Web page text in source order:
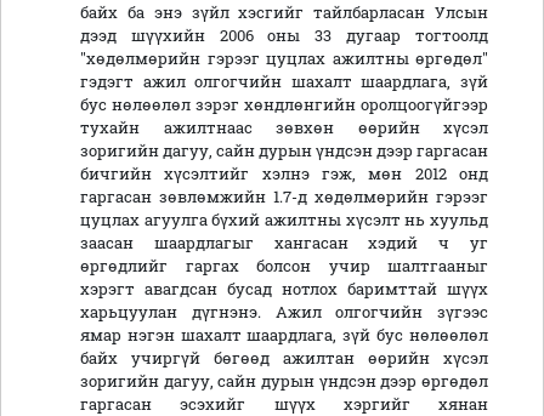
байх ба энэ зүйл хэсгийг тайлбарласан Улсын
дээд шүүхийн 2006 оны 33 дугаар тогтоолд
"хөдөлмөрийн гэрээг цуцлах ажилтны өргөдөл"
гэдэгт ажил олгогчийн шахалт шаардлага, зүй
бус нөлөөлөл зэрэг хөндлөнгийн оролцоогүйгээр
тухайн ажилтнаас зөвхөн өөрийн хүсэл
зоригийн дагуу, сайн дурын үндсэн дээр гаргасан
бичгийн хүсэлтийг хэлнэ гэж, мөн 2012 онд
гаргасан зөвлөмжийн 1.7-д хөдөлмөрийн гэрээг
цуцлах агуулга бүхий ажилтны хүсэлт нь хуульд
заасан шаардлагыг хангасан хэдий ч уг
өргөдлийг гаргах болсон учир шалтгааныг
хэрэгт авагдсан бусад нотлох баримттай шүүх
харьцуулан дүгнэнэ. Ажил олгогчийн зүгээс
ямар нэгэн шахалт шаардлага, зүй бус нөлөөлөл
байх учиргүй бөгөөд ажилтан өөрийн хүсэл
зоригийн дагуу, сайн дурын үндсэн дээр өргөдөл
гаргасан эсэхийг шүүх хэргийг хянан